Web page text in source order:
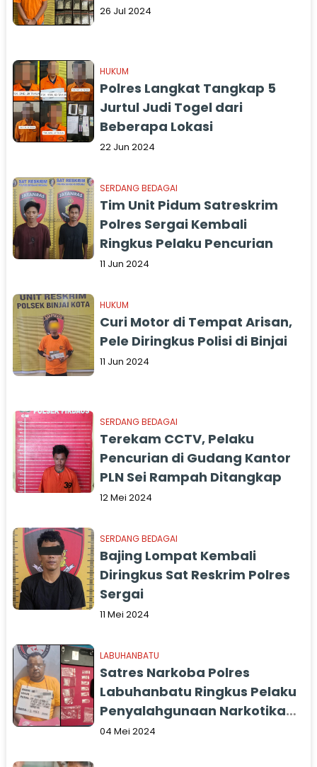
26 Jul 2024
HUKUM
Polres Langkat Tangkap 5
Jurtul Judi Togel dari
Beberapa Lokasi
22 Jun 2024
SERDANG BEDAGAI
Tim Unit Pidum Satreskrim
Polres Sergai Kembali
Ringkus Pelaku Pencurian
11 Jun 2024
HUKUM
Curi Motor di Tempat Arisan,
Pele Diringkus Polisi di Binjai
11 Jun 2024
SERDANG BEDAGAI
Terekam CCTV, Pelaku
Pencurian di Gudang Kantor
PLN Sei Rampah Ditangkap
12 Mei 2024
SERDANG BEDAGAI
Bajing Lompat Kembali
Diringkus Sat Reskrim Polres
Sergai
11 Mei 2024
LABUHANBATU
Satres Narkoba Polres
Labuhanbatu Ringkus Pelaku
Penyalahgunaan Narkotika
Jenis Sabu
04 Mei 2024